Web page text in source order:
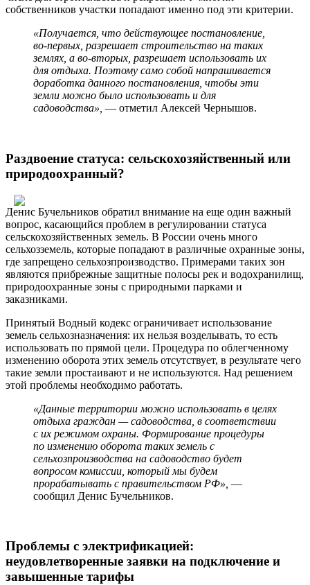
собственников участки попадают именно под эти критерии.
«Получается, что действующее постановление,
во-первых, разрешает строительство на таких
землях, а во-вторых, разрешает использовать их
для отдыха. Поэтому само собой напрашивается
доработка данного постановления, чтобы эти
земли можно было использовать и для
садоводства», — отметил Алексей Чернышов.
Раздвоение статуса: сельскохозяйственный или
природоохранный?
Денис Бучельников обратил внимание на еще один важный
вопрос, касающийся проблем в регулировании статуса
сельскохозяйственных земель. В России очень много
сельхозземель, которые попадают в различные охранные зоны,
где запрещено сельхозпроизводство. Примерами таких зон
являются прибрежные защитные полосы рек и водохранилищ,
природоохранные зоны с природными парками и
заказниками.
Принятый Водный кодекс ограничивает использование
земель сельхозназначения: их нельзя возделывать, то есть
использовать по прямой цели. Процедура по облегченному
изменению оборота этих земель отсутствует, в результате чего
такие земли простаивают и не используются. Над решением
этой проблемы необходимо работать.
«Данные территории можно использовать в целях
отдыха граждан — садоводства, в соответствии
с их режимом охраны. Формирование процедуры
по изменению оборота таких земель с
сельхозпроизводства на садоводство будет
вопросом комиссии, который мы будем
прорабатывать с правительством РФ», —
сообщил Денис Бучельников.
Проблемы с электрификацией:
неудовлетворенные заявки на подключение и
завышенные тарифы